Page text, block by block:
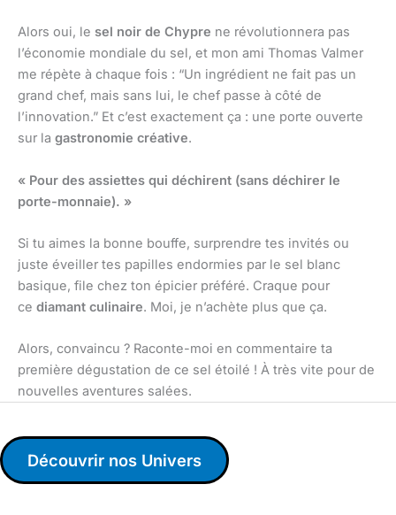
Alors oui, le sel noir de Chypre ne révolutionnera pas
l’économie mondiale du sel, et mon ami Thomas Valmer
me répète à chaque fois : “Un ingrédient ne fait pas un
grand chef, mais sans lui, le chef passe à côté de
l’innovation.” Et c’est exactement ça : une porte ouverte
sur la gastronomie créative.
« Pour des assiettes qui déchirent (sans déchirer le
porte-monnaie). »
Si tu aimes la bonne bouffe, surprendre tes invités ou
juste éveiller tes papilles endormies par le sel blanc
basique, file chez ton épicier préféré. Craque pour
ce diamant culinaire. Moi, je n’achète plus que ça.
Alors, convaincu ? Raconte-moi en commentaire ta
première dégustation de ce sel étoilé ! À très vite pour de
nouvelles aventures salées.
Découvrir nos Univers